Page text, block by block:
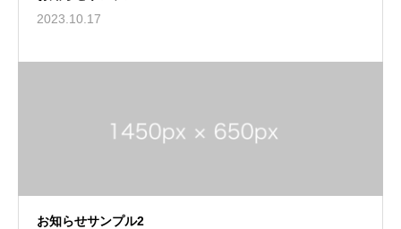
2023.10.17
お知らせサンプル2